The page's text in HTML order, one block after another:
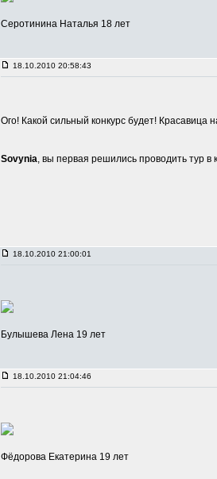
Серотинина Наталья 18 лет
18.10.2010 20:58:43
Ого! Какой сильный конкурс будет! Красавица
Sovynia, вы первая решились проводить тур в
18.10.2010 21:00:01
Булышева Лена 19 лет
18.10.2010 21:04:46
Фёдорова Екатерина 19 лет